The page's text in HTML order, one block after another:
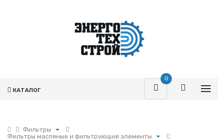
0
КАТАЛОГ
Фильтры
Фильтры масляные и фильтрующие элементы